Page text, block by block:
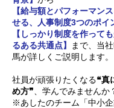
【給与額とパフォーマン
せる、人事制度3つのポイ
【しっかり制度を作って
るある共通点】
まで、当
馬が詳しくご説明します。
社員が頑張りたくなる❝真
め方❞ 、学んでみませんか
※あしたのチーム「中小